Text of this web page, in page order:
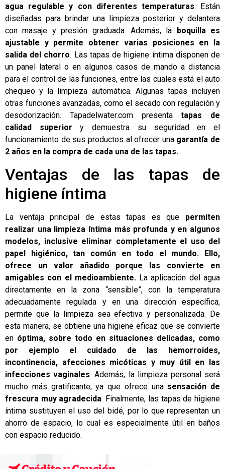
agua regulable y con diferentes temperaturas. Están
diseñadas para brindar una limpieza posterior y delantera
con masaje y presión graduada. Además, la boquilla es
ajustable y permite obtener varias posiciones en la
salida del chorro. Las tapas de higiene íntima disponen de
un panel lateral o en algunos casos de mando a distancia
para el control de las funciones, entre las cuales está el auto
chequeo y la limpieza automática. Algunas tapas incluyen
otras funciones avanzadas, como el secado con regulación y
desodorización. Tapadelwater.com presentatapas de
calidad superiory demuestra su seguridad en el
funcionamiento de sus productos al ofrecer una garantía de
2 años en la compra de cada una de las tapas.
Ventajas de las tapas de
higiene íntima
La ventaja principal de estas tapas es que permiten
realizar una limpieza íntima más profunda y en algunos
modelos, inclusive eliminar completamente el uso del
papel higiénico, tan común en todo el mundo. Ello,
ofrece un valor añadido porque las convierte en
amigables con el medioambiente.La aplicación del agua
directamente en la zona “sensible”, con la temperatura
adecuadamente regulada y en una dirección específica,
permite que la limpieza sea efectiva y personalizada. De
esta manera, se obtiene una higiene eficaz que se convierte
en óptima, sobre todo en situaciones delicadas, como
por ejemplo el cuidado de las hemorroides,
incontinencia, afecciones micóticas y muy útil en las
infecciones vaginales. Además, la limpieza personal será
mucho más gratificante, ya que ofrece una sensación de
frescura muy agradecida. Finalmente, las tapas de higiene
íntima sustituyen el uso del bidé, por lo que representan un
ahorro de espacio, lo cual es especialmente útil en baños
con espacio reducido.